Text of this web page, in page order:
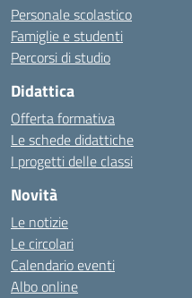
Personale scolastico
Famiglie e studenti
Percorsi di studio
Didattica
Offerta formativa
Le schede didattiche
I progetti delle classi
Novità
Le notizie
Le circolari
Calendario eventi
Albo online